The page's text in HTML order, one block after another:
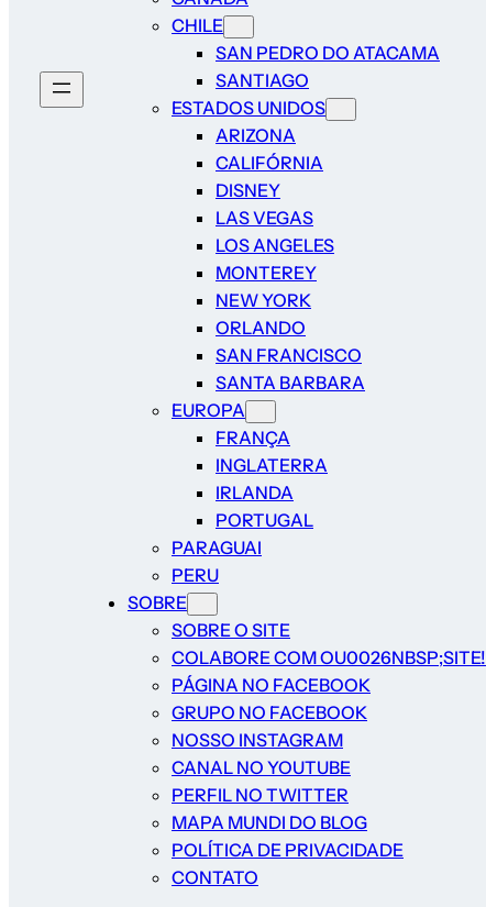
CHILE
SAN PEDRO DO ATACAMA
SANTIAGO
ESTADOS UNIDOS
ARIZONA
CALIFÓRNIA
DISNEY
LAS VEGAS
LOS ANGELES
MONTEREY
NEW YORK
ORLANDO
SAN FRANCISCO
SANTA BARBARA
EUROPA
FRANÇA
INGLATERRA
IRLANDA
PORTUGAL
PARAGUAI
PERU
SOBRE
SOBRE O SITE
COLABORE COM OU0026NBSP;SITE!
PÁGINA NO FACEBOOK
GRUPO NO FACEBOOK
NOSSO INSTAGRAM
CANAL NO YOUTUBE
PERFIL NO TWITTER
MAPA MUNDI DO BLOG
POLÍTICA DE PRIVACIDADE
CONTATO